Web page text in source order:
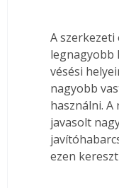
A
legnagyobb
vésési
nagyobb
használni.
javasolt
ezen